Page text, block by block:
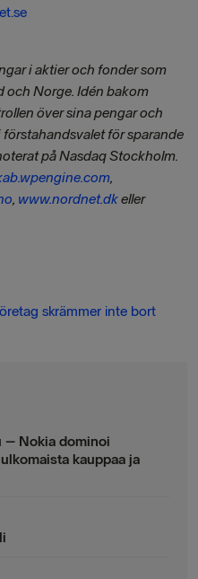
i aktier och fonder som
och Norge. Idén bakom
över sina pengar och
för sparande
på Nasdaq Stockholm.
,
, www.nordnet.dkeller
skrämmer inte bort
– Nokia dominoi
kauppaa ja